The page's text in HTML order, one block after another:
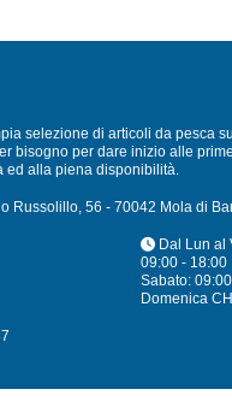
selezione di articoli da pesca
bisogno per dare inizio alle
ed alla piena disponibilità.
Russolillo, 56 - 70042 Mola di
Dal Lun al
09:00 - 18:00
Sabato:
Domenica